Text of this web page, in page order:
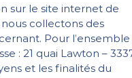
sur le site internet de
nous collectons des
Pour l’ensemble
: 21 quai Lawton –
et les finalités du